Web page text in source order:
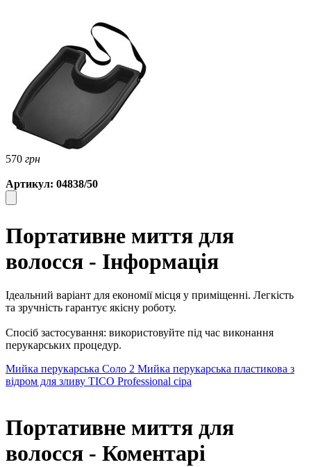
570 грн
Артикул: 04838/50
Портативне миття для
волосся - Інформація
Ідеальний варіант для економії місця у приміщенні. Легкість
та зручність гарантує якісну роботу.
Спосіб застосування: використовуйте під час виконання
перукарських процедур.
Мийка перукарська Соло 2 Мийка перукарська пластикова з
відром для зливу TICO Professional сіра
Портативне миття для
волосся - Коментарі